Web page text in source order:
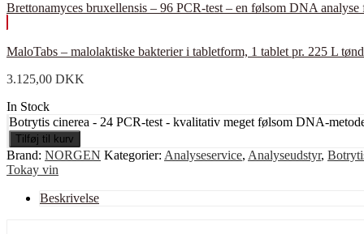
Brettonamyces bruxellensis – 96 PCR-test – en følsom DNA
MaloTabs – malolaktiske bakterier i tabletform, 1 tablet pr. 225 L
3.125,00 DKK
In Stock
Botrytis cinerea - 24 PCR-test - kvalitativ meget følsom DNA-
Tilføj til kurv
Brand: NORGEN Kategorier: Analyseservice, Analyseudstyr,
Tokay vin
Beskrivelse